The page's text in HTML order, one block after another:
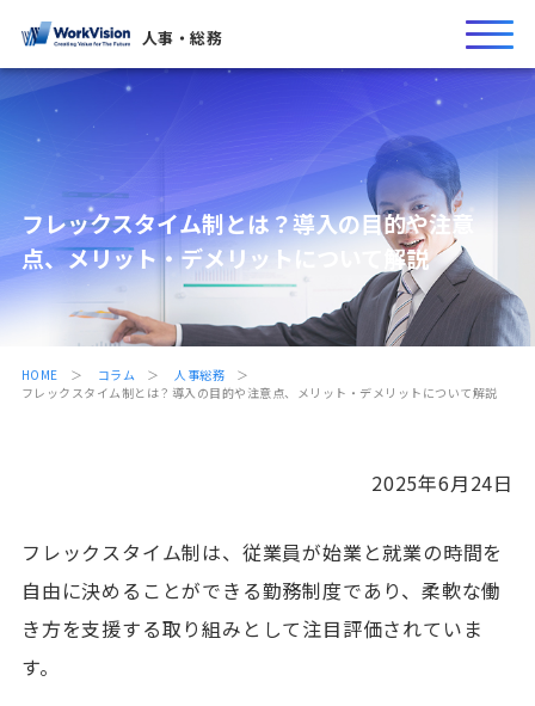
人事・総務
フレックスタイム制とは？導入の目的や注意
点、メリット・デメリットについて解説
HOME コラム
人事総務
フレックスタイム制とは？導入の目的や注意点、メリット・デメリットについて解説
2025年6月24日
フレックスタイム制は、従業員が始業と就業の時間を
自由に決めることができる勤務制度であり、柔軟な働
き方を支援する取り組みとして注目評価されていま
す。